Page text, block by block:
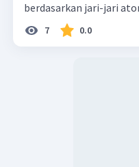
7 0.0